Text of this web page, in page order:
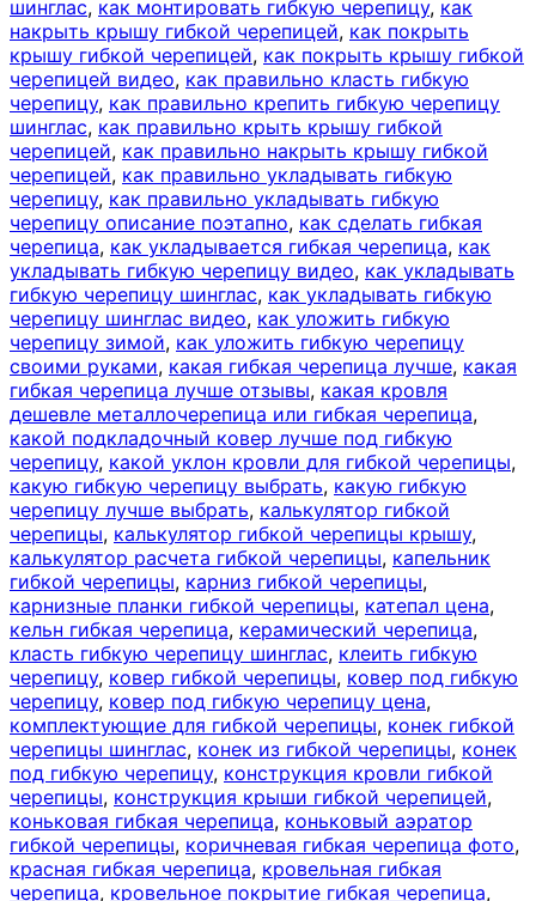
шинглас, как монтировать гибкую черепицу, как
накрыть крышу гибкой черепицей, как покрыть
крышу гибкой черепицей, как покрыть крышу гибкой
черепицей видео, как правильно класть гибкую
черепицу, как правильно крепить гибкую черепицу
шинглас, как правильно крыть крышу гибкой
черепицей, как правильно накрыть крышу гибкой
черепицей, как правильно укладывать гибкую
черепицу, как правильно укладывать гибкую
черепицу описание поэтапно, как сделать гибкая
черепица, как укладывается гибкая черепица, как
укладывать гибкую черепицу видео, как укладывать
гибкую черепицу шинглас, как укладывать гибкую
черепицу шинглас видео, как уложить гибкую
черепицу зимой, как уложить гибкую черепицу
своими руками, какая гибкая черепица лучше, какая
гибкая черепица лучше отзывы, какая кровля
дешевле металлочерепица или гибкая черепица,
какой подкладочный ковер лучше под гибкую
черепицу, какой уклон кровли для гибкой черепицы,
какую гибкую черепицу выбрать, какую гибкую
черепицу лучше выбрать, калькулятор гибкой
черепицы, калькулятор гибкой черепицы крышу,
калькулятор расчета гибкой черепицы, капельник
гибкой черепицы, карниз гибкой черепицы,
карнизные планки гибкой черепицы, катепал цена,
кельн гибкая черепица, керамический черепица,
класть гибкую черепицу шинглас, клеить гибкую
черепицу, ковер гибкой черепицы, ковер под гибкую
черепицу, ковер под гибкую черепицу цена,
комплектующие для гибкой черепицы, конек гибкой
черепицы шинглас, конек из гибкой черепицы, конек
под гибкую черепицу, конструкция кровли гибкой
черепицы, конструкция крыши гибкой черепицей,
коньковая гибкая черепица, коньковый аэратор
гибкой черепицы, коричневая гибкая черепица фото,
красная гибкая черепица, кровельная гибкая
черепица, кровельное покрытие гибкая черепица,